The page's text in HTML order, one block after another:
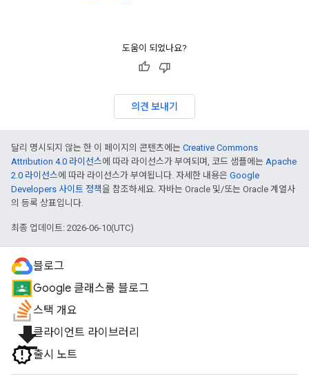
도움이 되었나요?
의견 보내기
달리 명시되지 않는 한 이 페이지의 콘텐츠에는 Creative Commons
Attribution 4.0 라이선스에 따라 라이선스가 부여되며, 코드 샘플에는 Apache
2.0 라이선스에 따라 라이선스가 부여됩니다. 자세한 내용은 Google
Developers 사이트 정책을 참조하세요. 자바는 Oracle 및/또는 Oracle 계열사
의 등록 상표입니다.
최종 업데이트: 2026-06-10(UTC)
블로그
Google 클래스룸 블로그
스택 개요
file_download클라이언트 라이브러리
출시 노트